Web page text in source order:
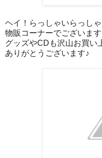
ヘイ！らっしゃいらっし
物販コーナーでございます
グッズやCDも沢山お買い
ありがとうございます♪